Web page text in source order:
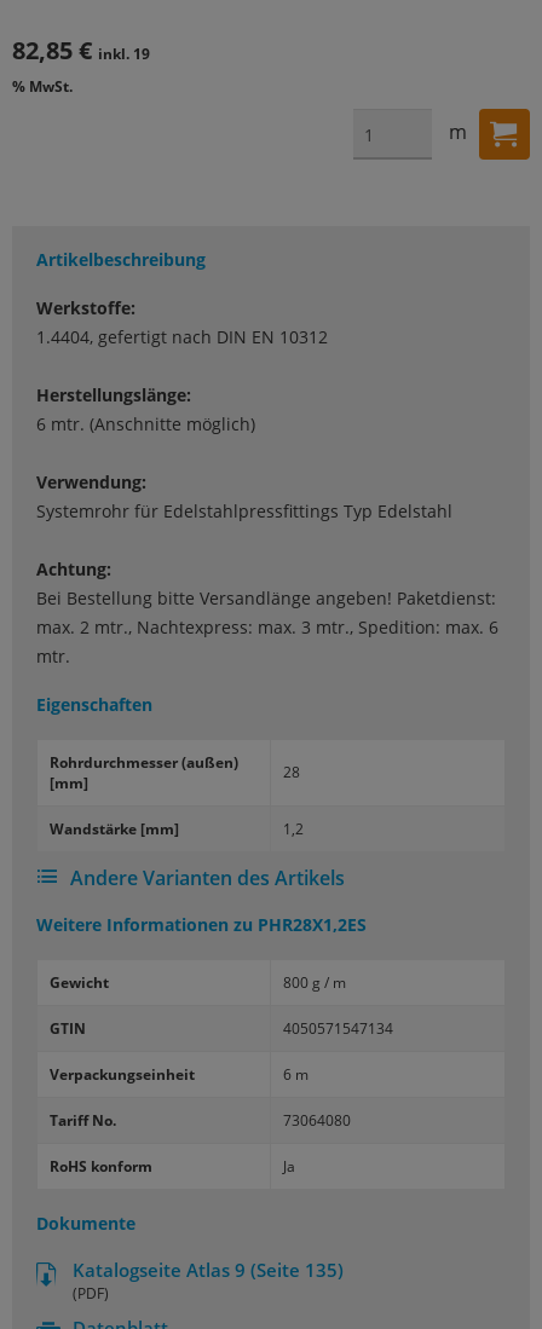
82,85 € inkl. 19
% MwSt.
m
Artikelbeschreibung
Werkstoffe:
1.4404, gefertigt nach DIN EN 10312
Herstellungslänge:
6 mtr. (Anschnitte möglich)
Verwendung:
Systemrohr für Edelstahlpressfittings Typ Edelstahl
Achtung:
Bei Bestellung bitte Versandlänge angeben! Paketdienst:
max. 2 mtr., Nachtexpress: max. 3 mtr., Spedition: max. 6
mtr.
Eigenschaften
Rohr­durch­mes­ser (außen)
[mm]
28
Wand­stär­ke [mm] 1,2
Andere Varianten des Artikels
Weitere Informationen zu PHR28X1,2ES
Gewicht 800 g / m
GTIN 4050571547134
Verpackungseinheit 6 m
Tariff No. 73064080
RoHS konform Ja
Dokumente
Katalogseite Atlas 9 (Seite 135)
(PDF)